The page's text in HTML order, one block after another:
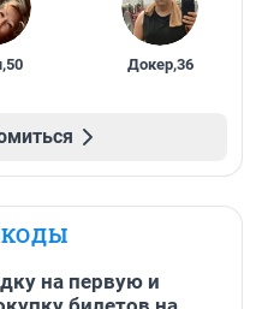
,50 Докер,36
на первую и